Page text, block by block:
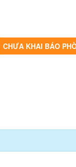
CHƯA KHAI BÁO